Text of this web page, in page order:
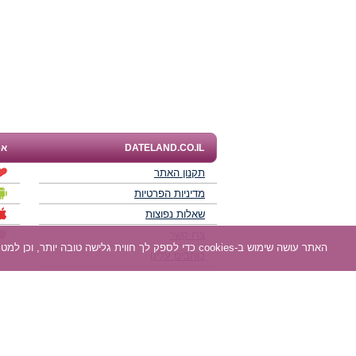
DATELAND.CO.IL
תקנון האתר
מדיניות הפרטיות
שאלות נפוצות
כותבים עלינו
האתר עושה שימוש ב-cookies כדי לספק לך חווית גלישה טובה יותר, וכן למטרות סטטיסטיקה, אפיון ושיווק. למידע נוסף